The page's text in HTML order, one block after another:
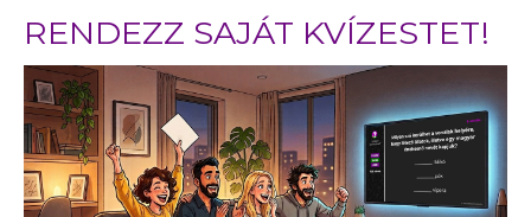
RENDEZZ SAJÁT KVÍZESTET!